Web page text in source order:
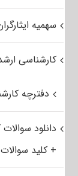
سهمیه
کارشناسی
دفترچه
دانلود
+ کلید سوالات